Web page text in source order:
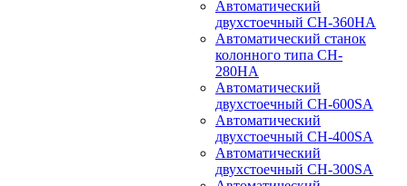
Автоматический
двухстоечный CH-360HA
Автоматический станок
колонного типа CH-
280HA
Автоматический
двухстоечный CH-600SA
Автоматический
двухстоечный CH-400SA
Автоматический
двухстоечный CH-300SA